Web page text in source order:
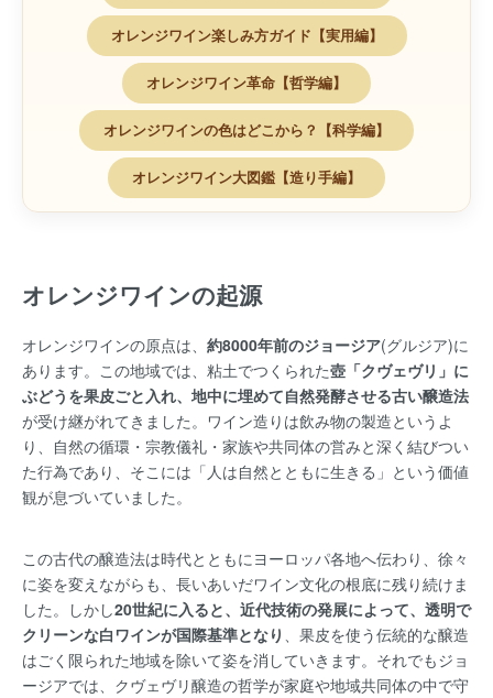
オレンジワイン楽しみ方ガイド【実用編】
オレンジワイン革命【哲学編】
オレンジワインの色はどこから？【科学編】
オレンジワイン大図鑑【造り手編】
オレンジワインの起源
オレンジワインの原点は、 約8000年前のジョージア(グルジア)に
あります。この地域では、粘土でつくられた壺「クヴェヴリ」に
ぶどうを果皮ごと入れ、地中に埋めて自然発酵させる古い醸造法
が受け継がれてきました。ワイン造りは飲み物の製造というよ
り、自然の循環・宗教儀礼・家族や共同体の営みと深く結びつい
た行為であり、そこには「人は自然とともに生きる」という価値
観が息づいていました。
この古代の醸造法は時代とともにヨーロッパ各地へ伝わり、徐々
に姿を変えながらも、長いあいだワイン文化の根底に残り続けま
した。しかし20世紀に入ると、近代技術の発展によって、透明で
クリーンな白ワインが国際基準となり 、果皮を使う伝統的な醸造
はごく限られた地域を除いて姿を消していきます。それでもジョ
ージアでは、クヴェヴリ醸造の哲学が家庭や地域共同体の中で守